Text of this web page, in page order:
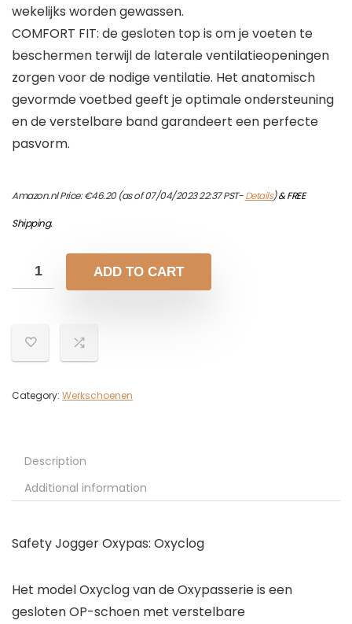
wekelijks worden gewassen.
COMFORT FIT: de gesloten top is om je voeten te
beschermen terwijl de laterale ventilatieopeningen
zorgen voor de nodige ventilatie. Het anatomisch
gevormde voetbed geeft je optimale ondersteuning
en de verstelbare band garandeert een perfecte
pasvorm.
Amazon.nl Price:€46.20(as of 07/04/2023 22:37 PST-Details)&FREE
Shipping.
ADD TO CART
Category: Werkschoenen
Description
Additional information
Safety Jogger Oxypas: Oxyclog
Het model Oxyclog van de Oxypasserie is een
gesloten OP-schoen met verstelbare